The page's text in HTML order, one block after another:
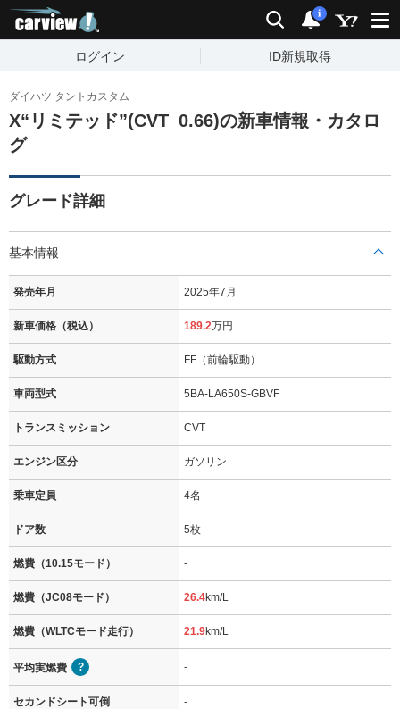
検索 通知
i
ログイン ID新規取得
ダイハツ タントカスタム
X“リミテッド”(CVT_0.66)の新車情報・カタロ
グ
グレード詳細
基本情報
発売年月 2025年7月
新車価格（税込） 189.2万円
駆動方式 FF（前輪駆動）
車両型式 5BA-LA650S-GBVF
トランスミッション CVT
エンジン区分 ガソリン
乗車定員 4名
ドア数 5枚
燃費（10.15モード） -
燃費（JC08モード） 26.4km/L
燃費（WLTCモード走行） 21.9km/L
平均実燃費 -
セカンドシート可倒 -